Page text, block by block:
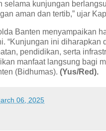
selama kunjungan
aman dan tertib,” ujar
Banten menyampaikan
“Kunjungan ini diharapkan
pendidikan, serta
manfaat langsung bagi
(Bidhumas). (Yus/Red).
06, 2025